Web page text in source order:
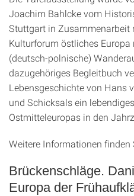
Joachim Bahlcke vom
Stuttgart in Zusammenarbeit
Kulturforum östliches
(deutsch-polnische)
dazugehöriges Begleitbuch
Lebensgeschichte von Hans
und Schicksals ein
Ostmitteleuropas in den
Weitere Informationen finden
Brückenschläge.
Europa der